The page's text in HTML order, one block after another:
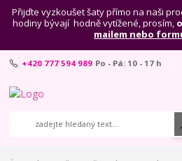
Přijďte vyzkoušet šaty přímo na naši
hodiny bývají hodně vytížené, prosím,
mailem nebo
+420 777 594 989 Po - Pá: 10 - 17 h